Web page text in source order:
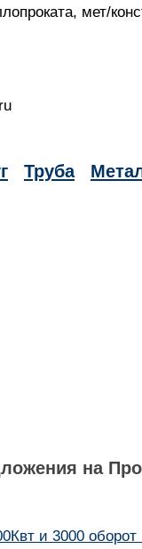
мет/
Труба
на
и 3000